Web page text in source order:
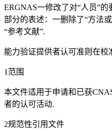
ERGNAS一修改了对“人员”
部分的表述：一删除了“方法
“参考文献”.
能力验证提供者认可准则在校
1范围
本文件适用于申请和已获
者的认可活动.
2规范性引用文件